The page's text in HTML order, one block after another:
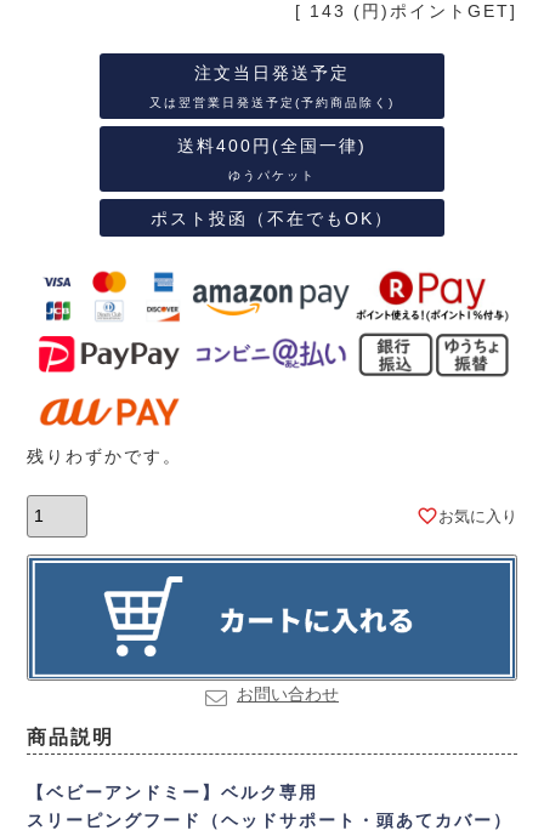
[ 143 (円)ポイントGET]
注文当日発送予定
又は翌営業日発送予定(予約商品除く)
送料400円(全国一律)
ゆうパケット
ポスト投函（不在でもOK）
残りわずかです。
お気に入り
お問い合わせ
商品説明
【ベビーアンドミー】ベルク専用
スリーピングフード（ヘッドサポート・頭あてカバー）